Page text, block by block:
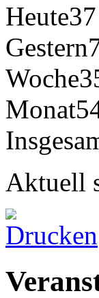
Heute37
Gestern
Woche
Monat
Aktuell